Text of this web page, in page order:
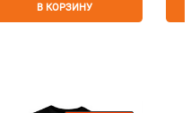
В КОРЗИНУ